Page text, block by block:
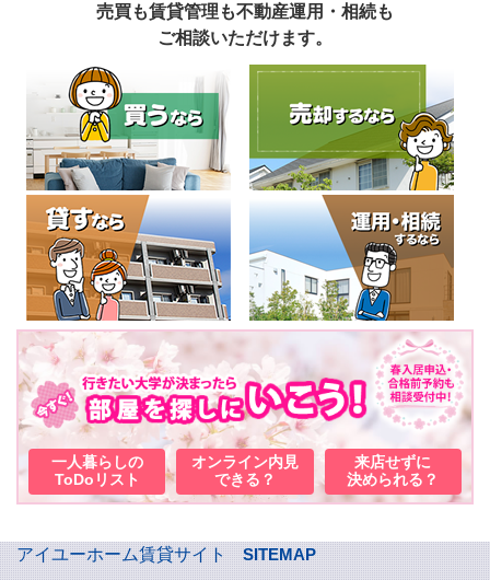
売買も賃貸管理も不動産運用・相続も
ご相談いただけます。
一人暮らしの
ToDoリスト
オンライン内見
できる？
来店せずに
決められる？
アイユーホーム賃貸サイト
SITEMAP